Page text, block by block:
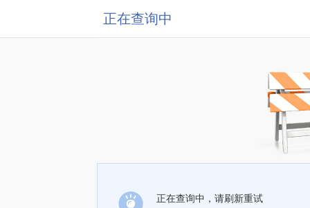
正在查询中
正在查询中，请刷新重试